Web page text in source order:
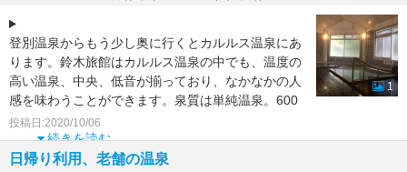
登別温泉からもう少し奥に行くとカルルス温泉にあ
ります。鈴木旅館はカルルス温泉の中でも、温度の
高い温泉、中央、低音が揃っており、なかなかの人
感を味わうことができます。泉質は単純温泉。600
ミリグラムのお
続きを読む
投稿日:2020/10/06
1
日帰り利用、老舗の温泉